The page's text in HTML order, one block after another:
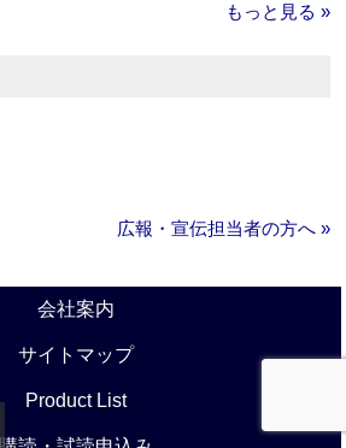
もっと見る »
広報・宣伝担当者の方へ »
会社案内
サイトマップ
Product List